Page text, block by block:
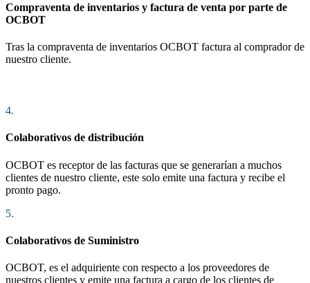
Compraventa de inventarios y factura de venta por parte de
OCBOT
Tras la compraventa de inventarios OCBOT factura al comprador de
nuestro cliente.
4.
Colaborativos de distribución
OCBOT es receptor de las facturas que se generarían a muchos
clientes de nuestro cliente, este solo emite una factura y recibe el
pronto pago.
5.
Colaborativos de Suministro
OCBOT, es el adquiriente con respecto a los proveedores de
nuestros clientes y emite una factura a cargo de los clientes de